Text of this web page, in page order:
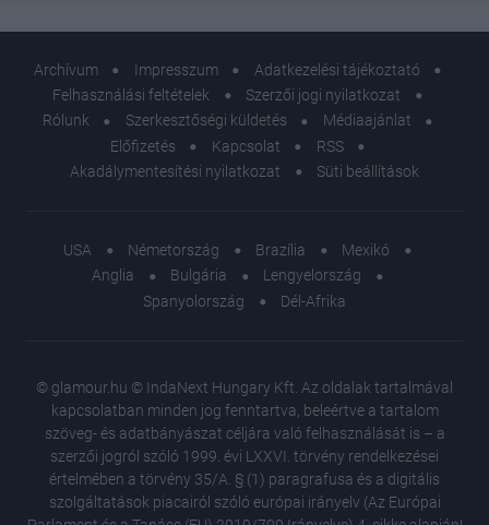
Archívum Impresszum
Adatkezelési tájékoztató
Felhasználási feltételek
Szerzői jogi nyilatkozat
Rólunk
Szerkesztőségi küldetés
Médiaajánlat
Előfizetés
Kapcsolat
RSS
Akadálymentesítési nyilatkozat
Süti beállítások
USA Németország Brazília
Mexikó
Anglia
Bulgária
Lengyelország
Spanyolország
Dél-Afrika
© glamour.hu © IndaNext Hungary Kft. Az oldalak tartalmával
kapcsolatban minden jog fenntartva, beleértve a tartalom
szöveg- és adatbányászat céljára való felhasználását is – a
szerzői jogról szóló 1999. évi LXXVI. törvény rendelkezései
értelmében a törvény 35/A. § (1) paragrafusa és a digitális
szolgáltatások piacairól szóló európai irányelv (Az Európai